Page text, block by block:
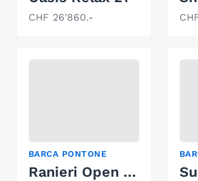
CHF 26'860.-
BARCA PONTONE
Ranieri Open H22CC